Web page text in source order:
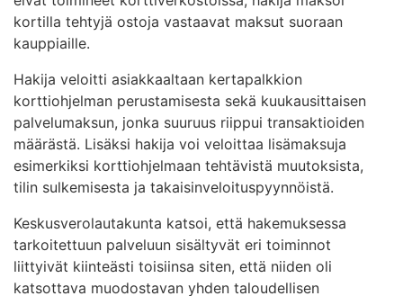
kortilla tehtyjä ostoja vastaavat maksut suoraan
kauppiaille.
Hakija veloitti asiakkaaltaan kertapalkkion
korttiohjelman perustamisesta sekä kuukausittaisen
palvelumaksun, jonka suuruus riippui transaktioiden
määrästä. Lisäksi hakija voi veloittaa lisämaksuja
esimerkiksi korttiohjelmaan tehtävistä muutoksista,
tilin sulkemisesta ja takaisinveloituspyynnöistä.
Keskusverolautakunta katsoi, että hakemuksessa
tarkoitettuun palveluun sisältyvät eri toiminnot
liittyivät kiinteästi toisiinsa siten, että niiden oli
katsottava muodostavan yhden taloudellisen